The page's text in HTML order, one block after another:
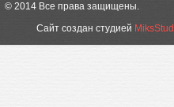
© 2014 Все права защищены.
Сайт создан студией